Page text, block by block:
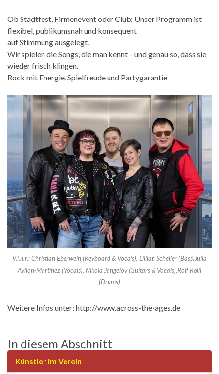
Ob Stadtfest, Firmenevent oder Club: Unser Programm ist
flexibel, publikumsnah und konsequent
auf Stimmung ausgelegt.
Wir spielen die Songs, die man kennt – und genau so, dass sie
wieder frisch klingen.
Rock mit Energie, Spielfreude und Partygarantie
V.l.n.r.: Christian Eberwein (Keyboard & Vocals), Lillian Scheller (Bass)Julia
Ayllon-Martinez (Vocals), Nikola Jangelov (Guitars & Vocals),Rolf Rolli
(Drums)
Weitere Infos unter: http://www.across-the-ages.de
In diesem Abschnitt
Künstler im Verein